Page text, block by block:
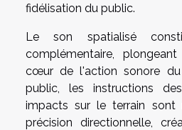
fidélisation du public.
Le son spatialisé
complémentaire,
cœur de l'action sonore
public, les instructions
impacts sur le terrain sont
précision directionnelle,